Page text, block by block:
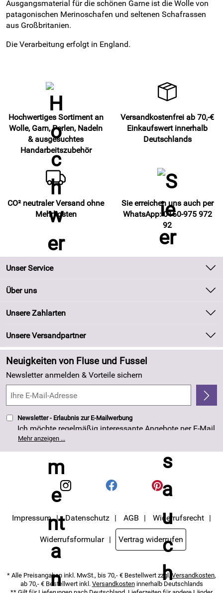
Ausgangsmaterial für die schönen Garne ist die Wolle von
patagonischen Merinoschafen und seltenen Schafrassen
aus Großbritanien.
Die Verarbeitung erfolgt in England.
Hochwertiges Sortiment an
Wolle, Garn, Perlen, Nadeln
& ausgesuchtes
Handarbeitszubehör
Versandkostenfrei ab 70,-€
Einkaufswert innerhalb
Deutschlands
CO² neutraler Versand ohne
Mehrkosten
Sie erreichen uns auch per
WhatsApp: 0160-975 972
92
Unser Service
Kontakt
Kundeninformationen
Newsletter
Zahlung und Versand
Kundenlogin
Über uns
Unsere Bestseller
Neu
Angebote
Made in Germany
4,8/5
Unsere Zahlarten
Unsere Versandpartner
Neuigkeiten von Fluse und Fussel
Newsletter anmelden & Vorteile sichern
Newsletter - Erlaubnis zur E-Mailwerbung
Ich möchte regelmäßig interessante Angebote per E-Mail
erhalten. Meine E-Mail-Adresse wird nicht an andere
Unternehmen weitergegeben. Die Einwilligung zur
Nutzung meiner E-Mail- Adresse für Werbezwecke kann
Datenschutzerklärung habe ich zur Kenntnis
genommen.
Mehr anzeigen ...
Impressum Datenschutz AGB Widerrufsrecht
Widerrufsformular Vertrag widerrufen
* Alle Preisangaben inkl. MwSt., bis 70,- € Bestellwert zzgl. Versandkosten,
ab 70,- € Bestellwert inkl. Versandkosteninnerhalb Deutschlands